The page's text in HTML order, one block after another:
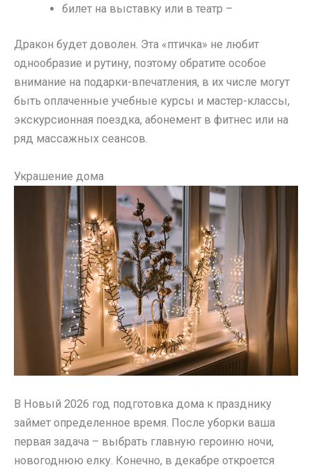
билет на выставку или в театр –
Дракон будет доволен. Эта «птичка» не любит
однообразие и рутину, поэтому обратите особое
внимание на подарки-впечатления, в их числе могут
быть оплаченные учебные курсы и мастер-классы,
экскурсионная поездка, абонемент в фитнес или на
ряд массажных сеансов.
Украшение дома
В Новый 2026 год подготовка дома к празднику
займет определенное время. После уборки ваша
первая задача – выбрать главную героиню ночи,
новогоднюю елку. Конечно, в декабре откроется